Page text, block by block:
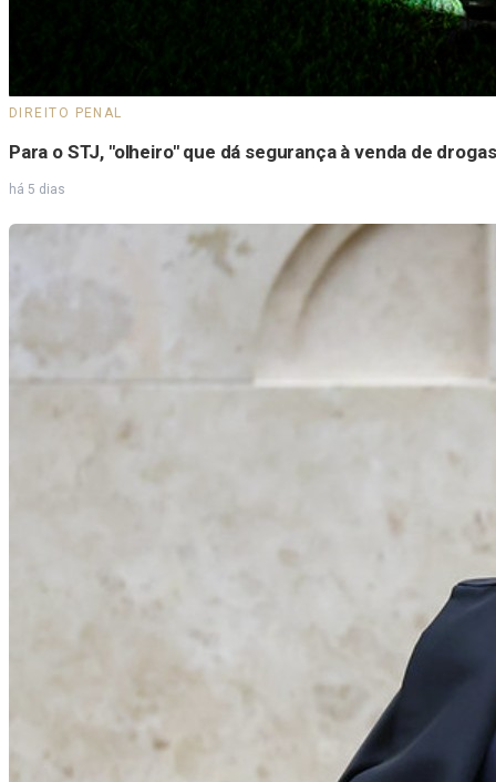
DIREITO PENAL
Para o STJ, "olheiro" que dá segurança à venda de
há 5 dias